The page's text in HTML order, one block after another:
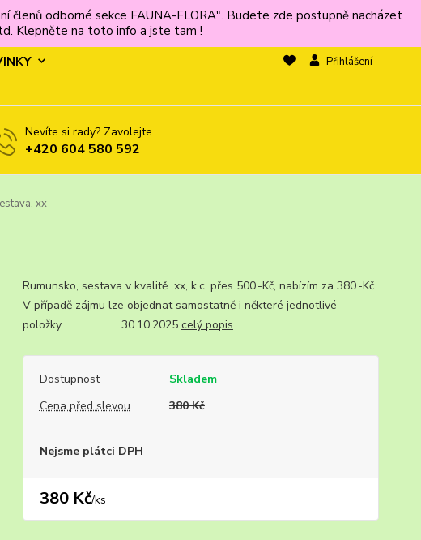
členů odborné sekce FAUNA-FLORA". Budete zde postupně nacházet
Klepněte na toto info a jste tam !
Přihlášení
Nevíte si rady? Zavolejte.
+420 604 580 592
xx
Rumunsko, sestava v kvalitě xx, k.c. přes 500.-Kč, nabízím za 380.-Kč.
V případě zájmu lze objednat samostatně i některé jednotlivé
položky. 30.10.2025 celý popis
Dostupnost
Skladem
Cena před slevou
380 Kč
Nejsme plátci DPH
380 Kč/ks